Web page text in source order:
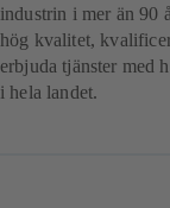
industrin i mer än 90
hög kvalitet,
erbjuda tjänster med
i hela landet.